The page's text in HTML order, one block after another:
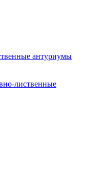
антуриумы
лиственные